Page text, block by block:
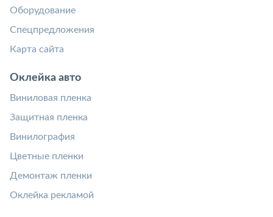
Оборудование
Спецпредложения
Карта сайта
Оклейка авто
Виниловая пленка
Защитная пленка
Винилография
Цветные пленки
Демонтаж пленки
Оклейка рекламой